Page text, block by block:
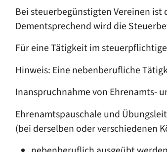
Bei steuerbegünstigten Vereinen
Dementsprechend wird die
Für eine Tätigkeit im
Hinweis: Eine nebenberufliche
Inanspruchnahme von Ehrenamts-
Ehrenamtspauschale und
(bei derselben oder verschiedenen